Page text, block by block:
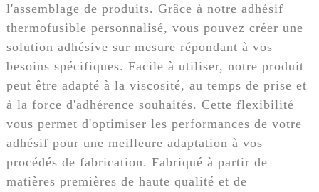
l'assemblage de produits. Grâce à notre adhésif
thermofusible personnalisé, vous pouvez créer une
solution adhésive sur mesure répondant à vos
besoins spécifiques. Facile à utiliser, notre produit
peut être adapté à la viscosité, au temps de prise et
à la force d'adhérence souhaités. Cette flexibilité
vous permet d'optimiser les performances de votre
adhésif pour une meilleure adaptation à vos
procédés de fabrication. Fabriqué à partir de
matières premières de haute qualité et de